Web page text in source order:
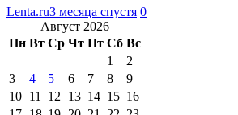
Lenta.ru3 месяца спустя 0
Август 2026
Пн Вт Ср Чт Пт Сб Вс
1
2
3
4 5 6 7 8
9
10 11 12 13 14 15 16